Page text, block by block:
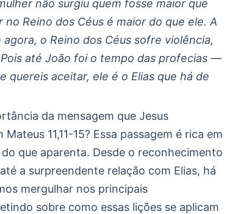
não surgiu quem fosse maior que
Reino dos Céus é maior do que ele. A
o Reino dos Céus sofre violência,
até João foi o tempo das profecias —
quereis aceitar, ele é o Elias que há de
da mensagem que Jesus
11,11-15? Essa passagem é rica em
que aparenta. Desde o reconhecimento
a surpreendente relação com Elias, há
mergulhar nos principais
sobre como essas lições se aplicam